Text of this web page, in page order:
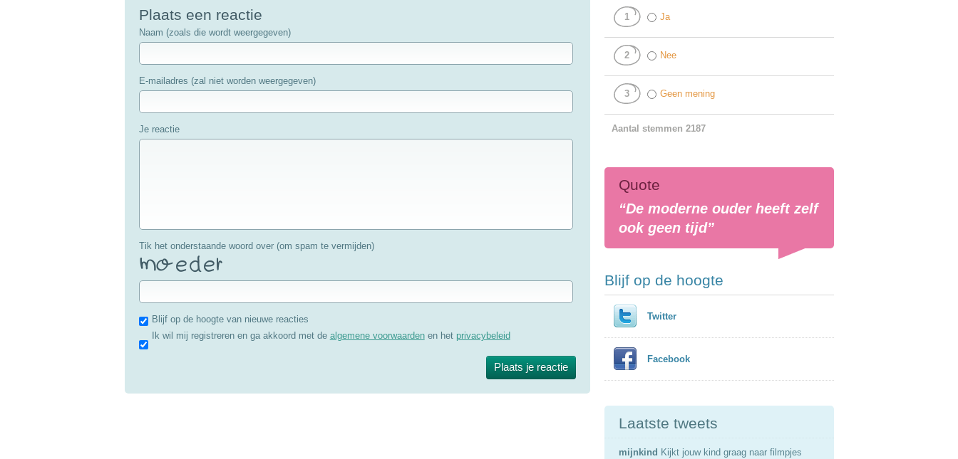
Plaats een reactie
Naam (zoals die wordt weergegeven)
E-mailadres (zal niet worden weergegeven)
Je reactie
Tik het onderstaande woord over (om spam te vermijden)
Blijf op de hoogte van nieuwe reacties
Ik wil mij registreren en ga akkoord met de algemene voorwaardenen het privacybeleid
1 Ja
2 Nee
3 Geen mening
Aantal stemmen 2187
Quote
“De moderne ouder heeft zelf
ook geen tijd”
Blijf op de hoogte
Twitter
Facebook
Laatste tweets
mijnkind Kijkt jouw kind graag naar filmpjes